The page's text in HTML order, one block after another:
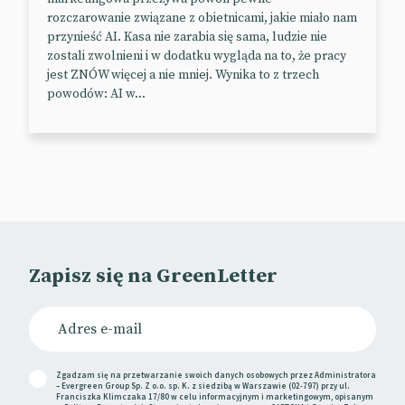
ciągu 4 dni.
Przy takich zasięgach – materiał z powodzeniem
mógłby być reklamą Toblerone. No więc wyobraźcie
sobie, że jest. Cała akcja była tak naprawdę częścią
kampanii marketingowej, a rodzina wraz z
rozczarowanie związane z obietnicami, jakie miało nam
przynieść AI. Kasa nie zarabia się sama, ludzie nie
zostali zwolnieni i w dodatku wygląda na to, że pracy
jest ZNÓW więcej a nie mniej. Wynika to z trzech
powodów: AI w...
Zapisz się na GreenLetter
Zgadzam się na przetwarzanie swoich danych osobowych przez Administratora
– Evergreen Group Sp. Z o.o. sp. K. z siedzibą w Warszawie (02-797) przy ul.
Franciszka Klimczaka 17/80 w celu informacyjnym i marketingowym, opisanym